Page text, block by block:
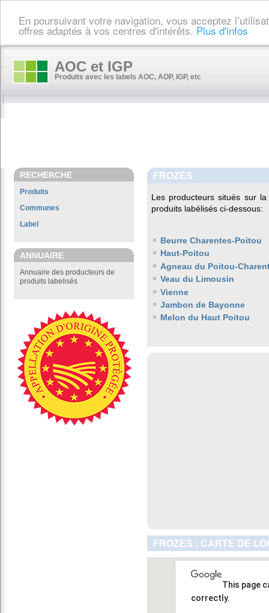
En poursuivant votre navigation, vous acceptez
offres adaptés à vos centres d'intérêts. Plus d'infos
AOC et IGP
Produits avec les labels AOC, AOP, IGP, etc
RECHERCHE
Produits
Communes
Label
ANNUAIRE
Annuaire des producteurs de
produits labelisés
FROZES
Les producteurs situés sur
produits labélisés ci-dessous:
Beurre Charentes-Poitou
Haut-Poitou
Agneau du Poitou-
Veau du Limousin
Vienne
Jambon de Bayonne
Melon du Haut Poitou
FROZES : CARTE DE
This page
correctly.